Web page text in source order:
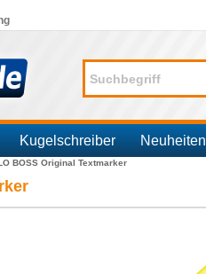
Kugelschreiber Neuheiten
BOSS Original Textmarker